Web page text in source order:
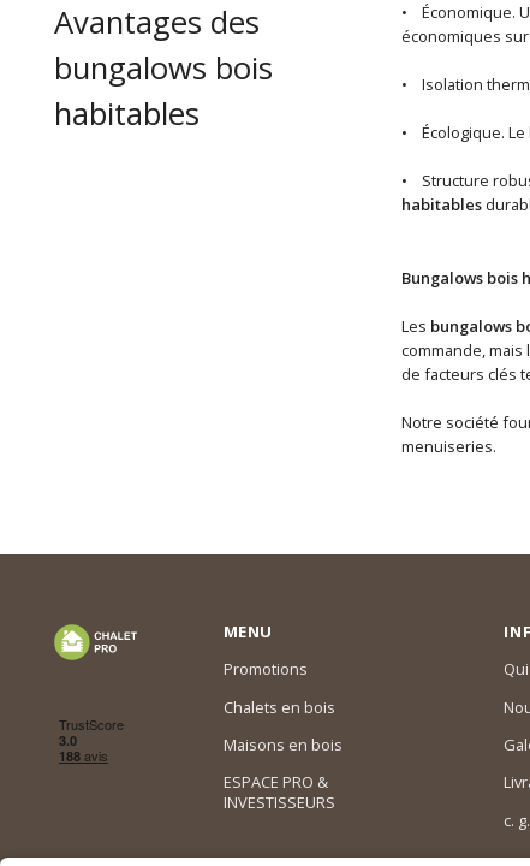
Avantages des
bungalows bois
habitables
• Économique.
économiques
• Isolation
• Écologique.
• Structure
habitables
Bungalows bois
Les bungalows
commande,
de facteurs clés
Notre société
menuiseries.
MENU
Promotions
Chalets en bois
Maisons en bois
ESPACE PRO &
INVESTISSEURS
c.